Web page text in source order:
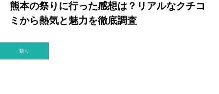
熊本の祭りに行った感想は？リアルなクチコ
ミから熱気と魅力を徹底調査
祭り